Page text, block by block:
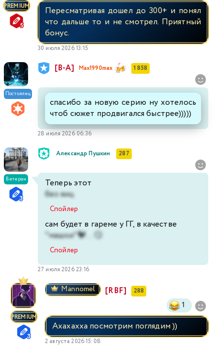
PREMIUM
Пересматривая дошел до 300+ и понял
что дальше то и не смотрел. Приятный
бонус.
30 июля 2026 13:15
Постоялец
[В-А] Max1990max 1 858
спасибо за новую серию ну хотелось
чтоб сюжет продвигался быстрее)))))
28 июля 2026 06:36
Ветеран
Александр Пушкин 287
Теперь этот
без яиц
Спойлер
сам будет в гареме у ГГ, в качестве
"машки"🐓... 😏
Спойлер
27 июля 2026 23:16
PREMIUM
Mannomel [RBF] 288
1
Ахахахха посмотрим поглядим ))
2 августа 2026 15:08